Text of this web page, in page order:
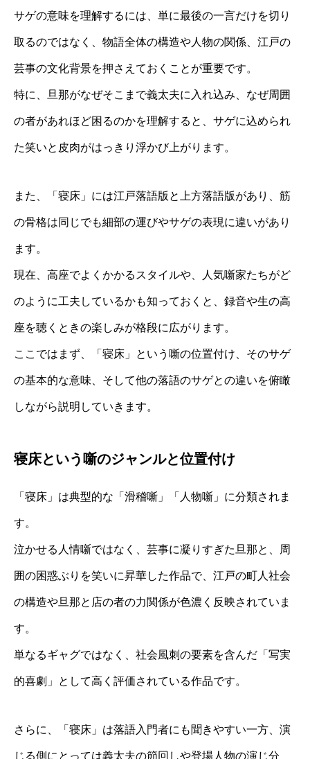
サゲの意味を理解するには、単に最後の一言だけを切り
取るのではなく、物語全体の構造や人物の関係、江戸の
芸事の文化背景を押さえておくことが重要です。
特に、旦那がなぜそこまで義太夫に入れ込み、なぜ周囲
の者があれほど困るのかを理解すると、サゲに込められ
た笑いと皮肉がはっきり浮かび上がります。
また、「寝床」には江戸落語版と上方落語版があり、筋
の骨格は同じでも細部の運びやサゲの表現に違いがあり
ます。
現在、高座でよくかかるスタイルや、人気噺家たちがど
のように工夫しているかも知っておくと、録音や生の高
座を聴くときの楽しみが格段に広がります。
ここではまず、「寝床」という噺の位置付け、そのサゲ
の基本的な意味、そして他の落語のサゲとの違いを俯瞰
しながら説明していきます。
寝床という噺のジャンルと位置付け
「寝床」は典型的な「滑稽噺」「人物噺」に分類されま
す。
泣かせる人情噺ではなく、芸事に凝りすぎた旦那と、周
囲の困惑ぶりを笑いに昇華した作品で、江戸の町人社会
の構造や旦那と店の者の力関係が色濃く反映されていま
す。
単なるギャグではなく、社会風刺の要素を含んだ「写実
的喜劇」として高く評価されている作品です。
さらに、「寝床」は落語入門者にも聞きやすい一方、演
じる側にとっては義太夫の節回しや登場人物の演じ分